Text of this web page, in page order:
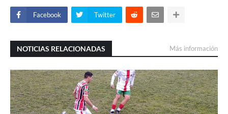
Facebook Twitter
NOTICIAS RELACIONADAS Más información